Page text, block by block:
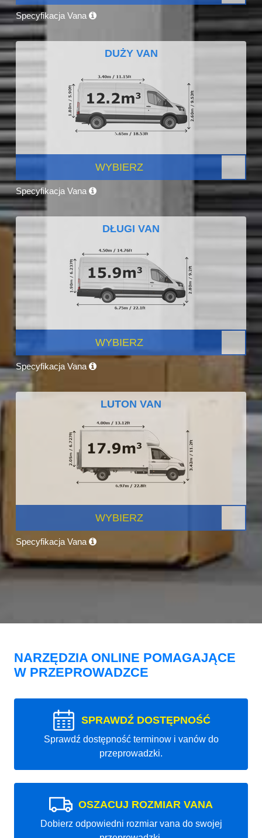
Specyfikacja Vana
DUŻY VAN
WYBIERZ
Specyfikacja Vana
DŁUGI VAN
WYBIERZ
Specyfikacja Vana
LUTON VAN
WYBIERZ
Specyfikacja Vana
NARZĘDZIA ONLINE POMAGAJĄCE
W PRZEPROWADZCE
SPRAWDŹ DOSTĘPNOŚĆ
Sprawdź dostępność terminow i vanów do
przeprowadzki.
OSZACUJ ROZMIAR VANA
Dobierz odpowiedni rozmiar vana do swojej